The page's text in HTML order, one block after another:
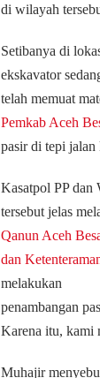
di wilayah
Setibanya di
ekskavator
telah memuat
Pemkab Aceh
pasir di tepi jalan
Kasatpol PP dan
tersebut jelas
Qanun Aceh
dan
melakukan
penambangan
Karena itu, kami
Muhajir